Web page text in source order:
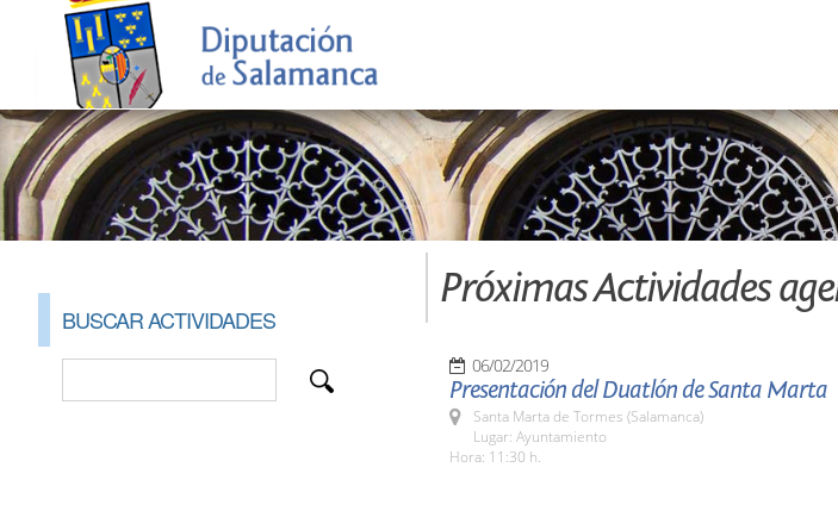
BUSCAR ACTIVIDADES
Próximas Actividades
06/02/2019
Presentación del Duatlón de Santa Marta
Santa Marta de Tormes (Salamanca)
Lugar: Ayuntamiento
Hora: 11:30 h.